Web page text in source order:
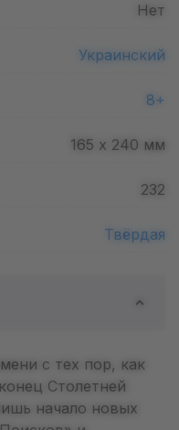
Нет
Украинский
8+
165 х 240 мм
232
Твёрдая
с тех пор, как
Столетней
начало новых